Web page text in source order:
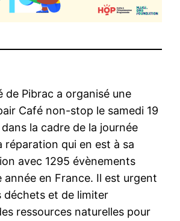
de Pibrac a organisé une
Café non-stop le samedi 19
la cadre de la journée
réparation qui en est à sa
avec 1295 évènements
année en France. Il est urgent
déchets et de limiter
ressources naturelles pour